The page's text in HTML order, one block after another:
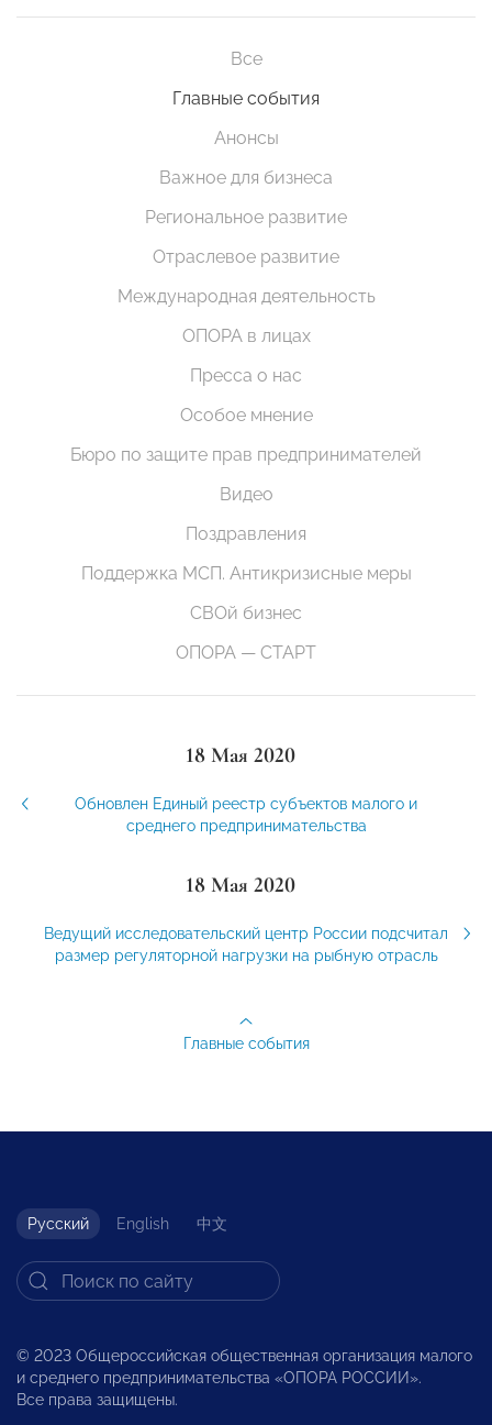
Все
Главные события
Анонсы
Важное для бизнеса
Региональное развитие
Отраслевое развитие
Международная деятельность
ОПОРА в лицах
Пресса о нас
Особое мнение
Бюро по защите прав предпринимателей
Видео
Поздравления
Поддержка МСП. Антикризисные меры
СВОй бизнес
ОПОРА — СТАРТ
18 Мая 2020
Обновлен Единый реестр субъектов малого и
среднего предпринимательства
18 Мая 2020
Ведущий исследовательский центр России подсчитал
размер регуляторной нагрузки на рыбную отрасль
Главные события
Русский English 中文
© 2023 Общероссийская общественная организация малого
и среднего предпринимательства «ОПОРА РОССИИ».
Все права защищены.